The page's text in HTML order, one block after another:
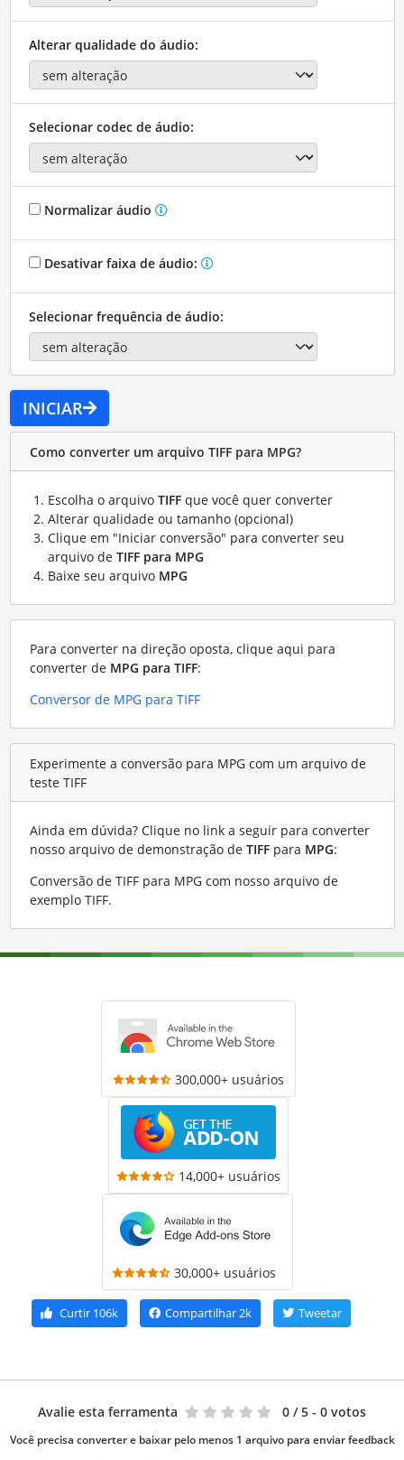
Alterar qualidade do áudio:
Selecionar codec de áudio:
Normalizar áudio
Desativar faixa de áudio:
Selecionar frequência de áudio:
INICIAR
Como converter um arquivo TIFF para MPG?
Escolha o arquivo TIFFque você quer converter
Alterar qualidade ou tamanho (opcional)
Clique em "Iniciar conversão" para converter seu
arquivo de TIFF para MPG
Baixe seu arquivo MPG
Para converter na direção oposta, clique aqui para
converter de MPG para TIFF:
Conversor de MPG para TIFF
Experimente a conversão para MPG com um arquivo de
teste TIFF
Ainda em dúvida? Clique no link a seguir para converter
nosso arquivo de demonstração de TIFFpara MPG:
Conversão de TIFF para MPG com nosso arquivo de
exemplo TIFF.
300,000+ usuários
14,000+ usuários
30,000+ usuários
Curtir 106k Compartilhar2k Tweetar
Avalie esta ferramenta 0 / 5 - 0 votos
Você precisa converter e baixar pelo menos 1 arquivo para enviar feedback